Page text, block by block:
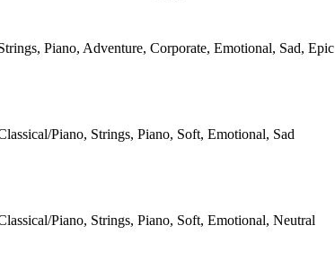
Piano, Adventure, Corporate, Emotional, Sad, Epic
Piano, Strings, Piano, Soft, Emotional, Sad
Piano, Strings, Piano, Soft, Emotional, Neutral